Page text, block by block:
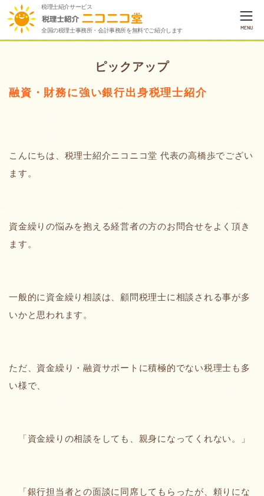
税理士紹介サービス
全国の税理士事務所・会計事務所を無料でご紹介します MENU
ピックアップ
融資・財務に強い銀行出身税理士紹介
こんにちは、税理士紹介ニコニコ堂 代表の高橋歩でござい
ます。
資金繰りの悩みを抱える経営者の方のお問合せをよく頂き
ます。
一般的に資金繰り相談は、顧問税理士に相談される事が多
いかと思われます。
ただ、資金繰り・融資サポートに積極的でない税理士も多
い様で、
「資金繰りの相談をしても、親身になってくれない。」
「銀行担当者との面談に同席してもらったが、頼りにな